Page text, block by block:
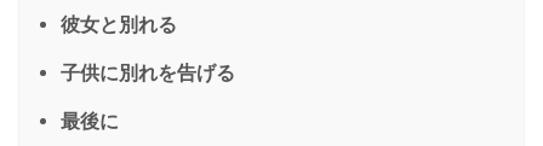
彼女と別れる
子供に別れを告げる
最後に